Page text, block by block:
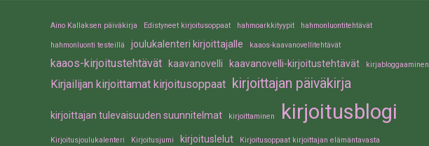
Aino Kallaksen päiväkirja Edistyneet kirjoitusoppaat hahmoarkkityypit hahmonluontitehtävät
hahmonluonti testeillä joulukalenteri kirjoittajalle kaaos-kaavanovellitehtävät
kaaos-kirjoitustehtävät kaavanovelli kaavanovelli-kirjoitustehtävät kirjabloggaaminen
Kirjailijan kirjoittamat kirjoitusoppaat kirjoittajan päiväkirja
kirjoittajan tulevaisuuden suunnitelmat kirjoittaminen kirjoitusblogi
Kirjoitusjoulukalenteri Kirjoitusjumi kirjoituslelut Kirjoitusoppaat kirjoittajan elämäntavasta